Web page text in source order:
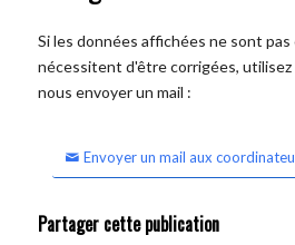
Si les données affichées ne sont
nécessitent d'être corrigées,
nous envoyer un mail :
Envoyer un mail aux
Partager cette publication